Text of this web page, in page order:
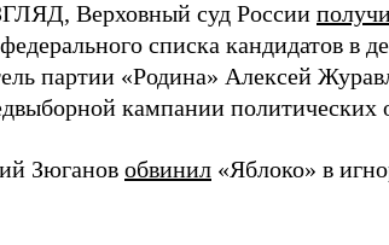
Верховный суд России
списка кандидатов в
партии «Родина» Алексей
кампании политических
Зюганов обвинил «Яблоко» в